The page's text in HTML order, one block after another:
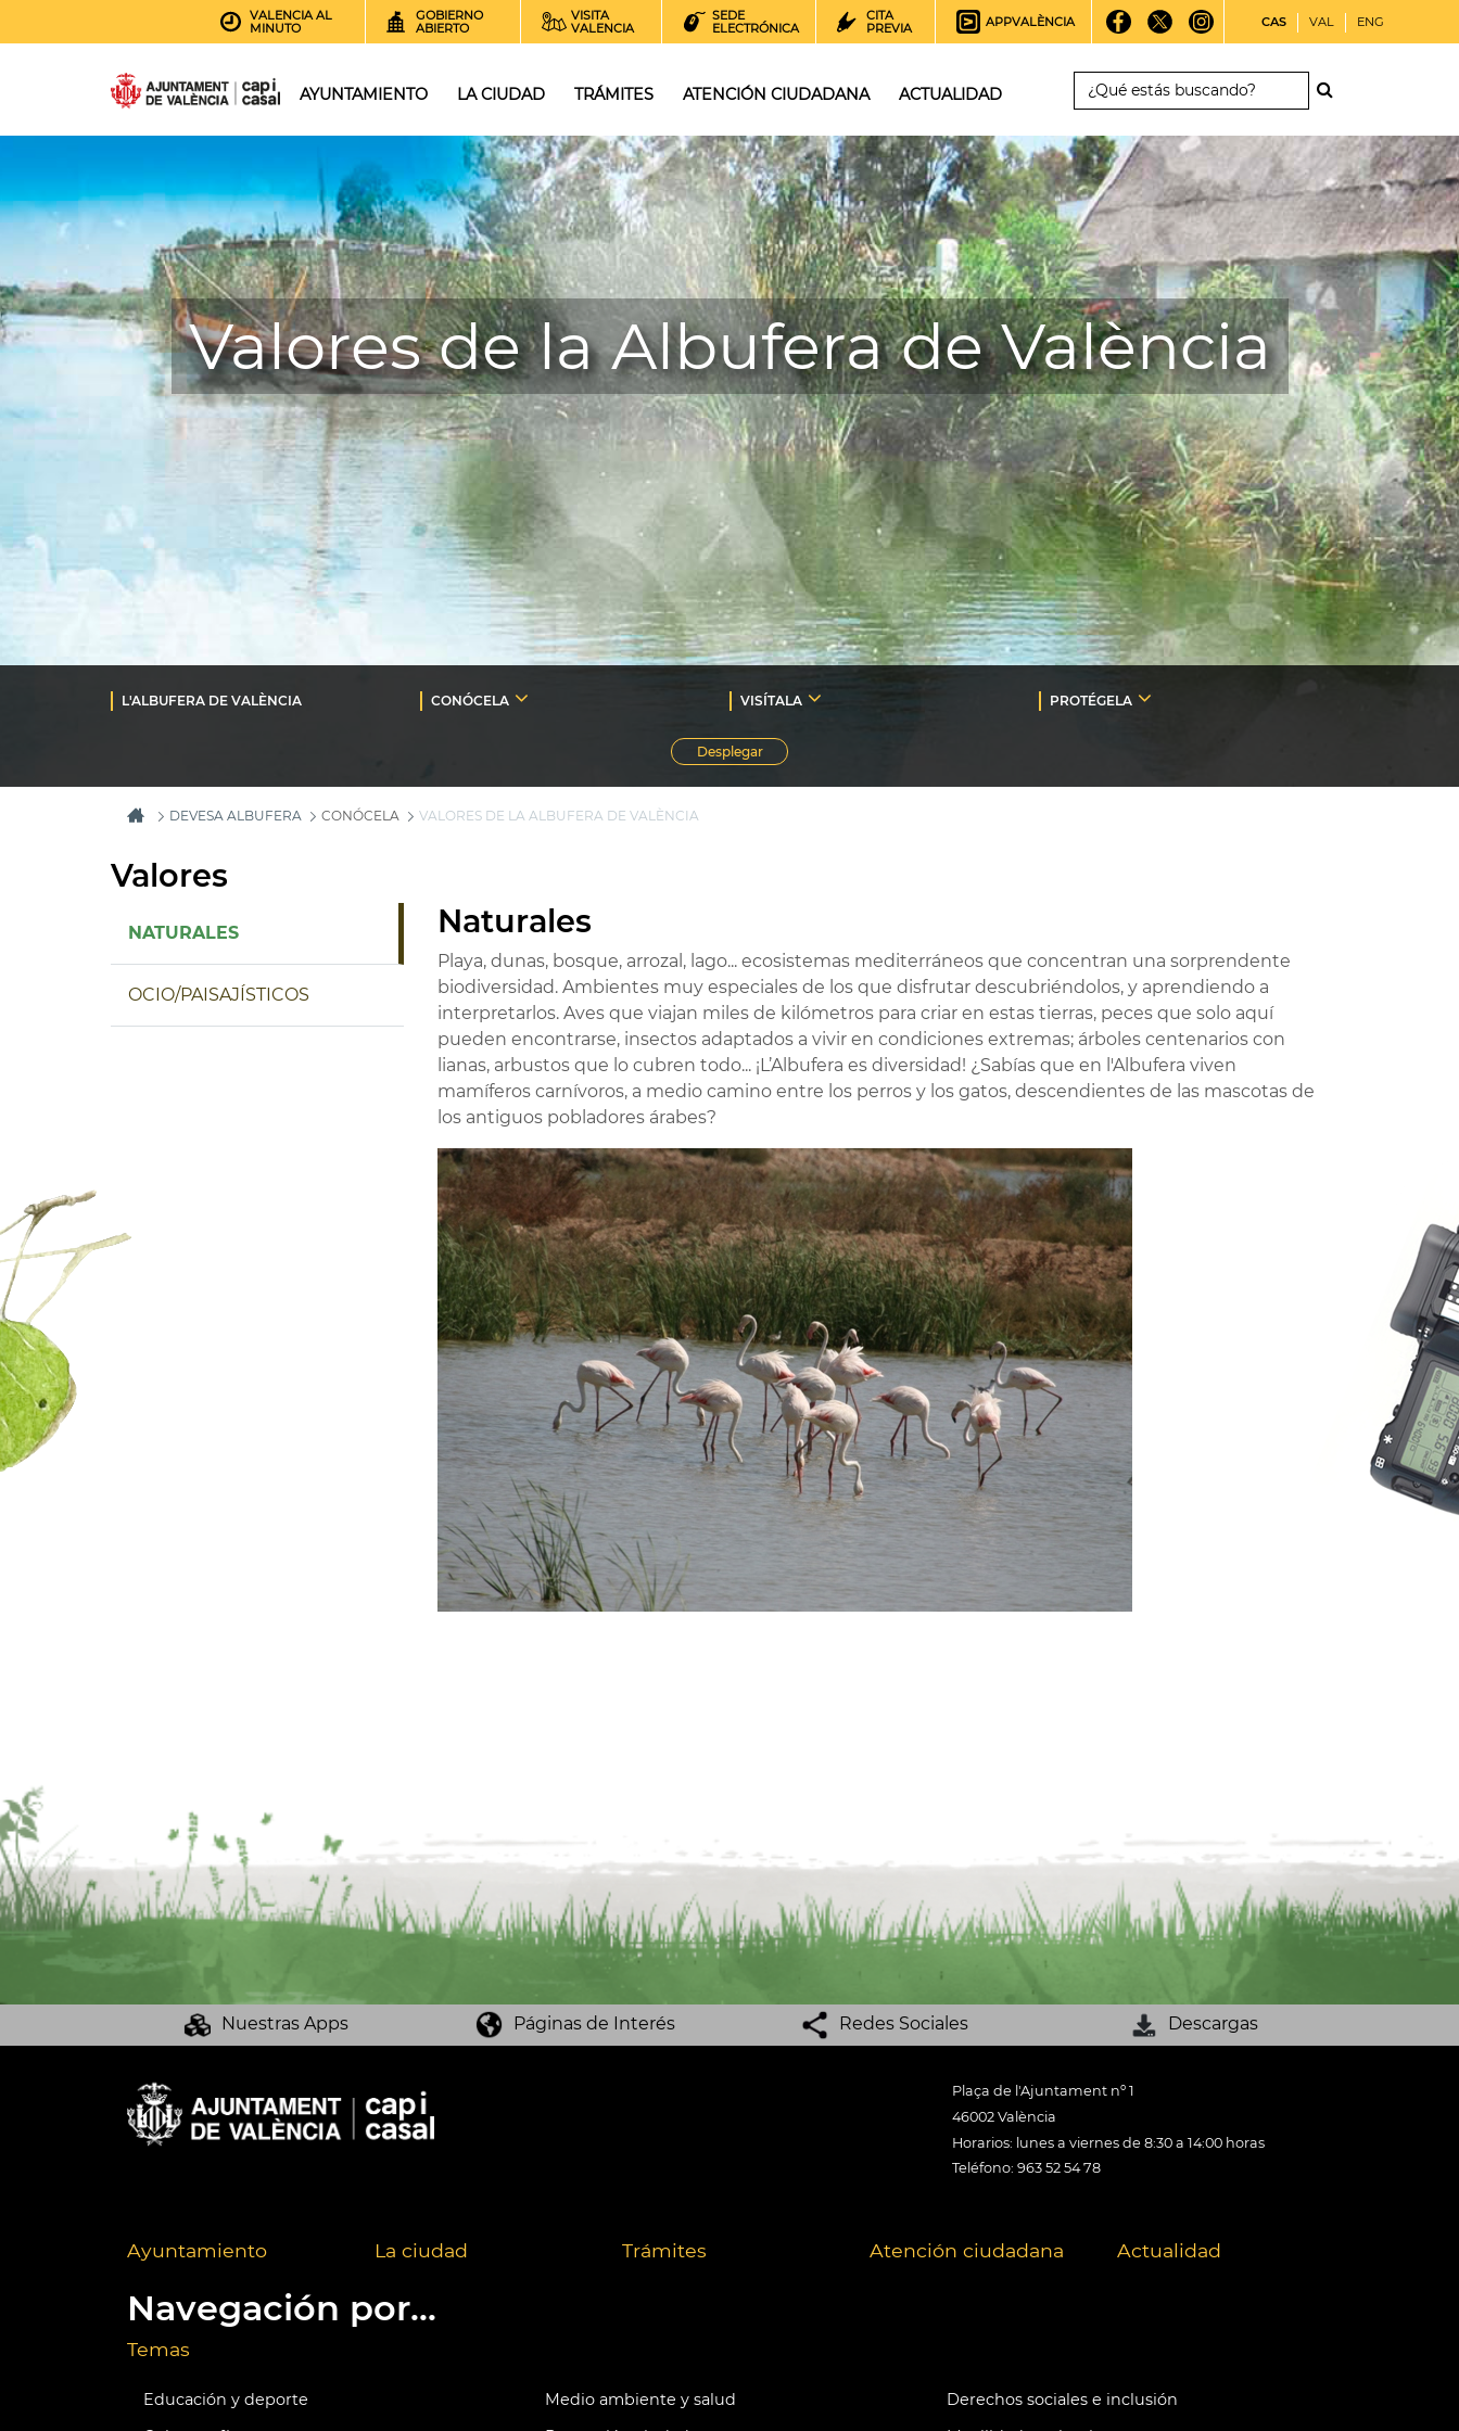
VALENCIA AL
MINUTO
GOBIERNO
ABIERTO
VISITA
VALENCIA
SEDE
ELECTRÓNICA
CITA
PREVIA
APPVALÈNCIA CAS VAL ENG
AYUNTAMIENTO LA CIUDAD TRÁMITES ATENCIÓN CIUDADANA ACTUALIDAD
Valores de la Albufera de València
L'ALBUFERA DE VALÈNCIA CONÓCELA VISÍTALA PROTÉGELA
Desplegar
DEVESA ALBUFERA CONÓCELA VALORES DE LA ALBUFERA DE VALÈNCIA
Valores
NATURALES
OCIO/PAISAJÍSTICOS
Naturales
Playa, dunas, bosque, arrozal, lago... ecosistemas mediterráneos que concentran una sorprendente
biodiversidad. Ambientes muy especiales de los que disfrutar descubriéndolos, y aprendiendo a
interpretarlos. Aves que viajan miles de kilómetros para criar en estas tierras, peces que solo aquí
pueden encontrarse, insectos adaptados a vivir en condiciones extremas; árboles centenarios con
lianas, arbustos que lo cubren todo... ¡L’Albufera es diversidad! ¿Sabías que en l'Albufera viven
mamíferos carnívoros, a medio camino entre los perros y los gatos, descendientes de las mascotas de
los antiguos pobladores árabes?
Nuestras Apps Páginas de Interés Redes Sociales Descargas
Plaça de l'Ajuntament nº 1
46002 València
Horarios: lunes a viernes de 8:30 a 14:00 horas
Teléfono: 963 52 54 78
Ayuntamiento La ciudad Trámites Atención ciudadana Actualidad
Navegación por...
Temas
Educación y deporte Medio ambiente y salud
Derechos sociales e inclusión